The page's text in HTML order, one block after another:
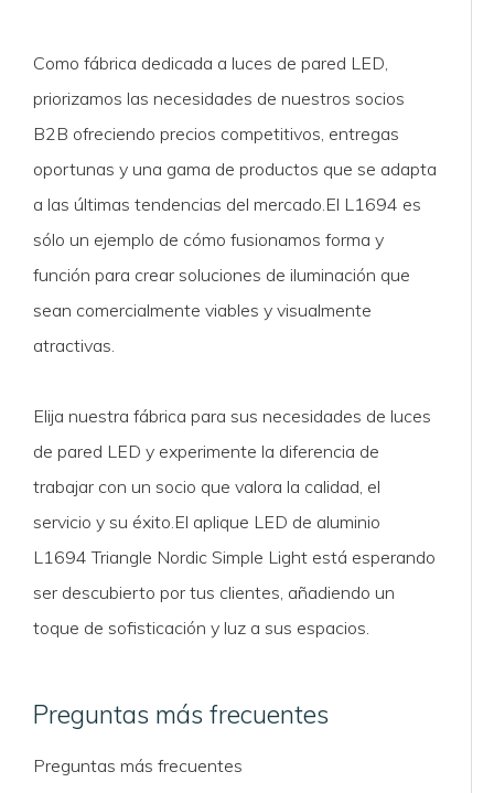
Como fábrica dedicada a luces de pared LED,
priorizamos las necesidades de nuestros socios
B2B ofreciendo precios competitivos, entregas
oportunas y una gama de productos que se adapta
a las últimas tendencias del mercado.El L1694 es
sólo un ejemplo de cómo fusionamos forma y
función para crear soluciones de iluminación que
sean comercialmente viables y visualmente
atractivas.
Elija nuestra fábrica para sus necesidades de luces
de pared LED y experimente la diferencia de
trabajar con un socio que valora la calidad, el
servicio y su éxito.El aplique LED de aluminio
L1694 Triangle Nordic Simple Light está esperando
ser descubierto por tus clientes, añadiendo un
toque de sofisticación y luz a sus espacios.
Preguntas más frecuentes
Preguntas más frecuentes